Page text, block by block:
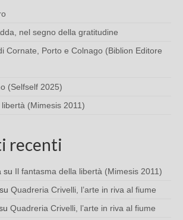
nel segno della gratitudine
Cornate, Porto e Colnago (Biblion Editore
(Selfself 2025)
(Mimesis 2011)
recenti
su Il fantasma della libertà (Mimesis 2011)
su Quadreria Crivelli, l’arte in riva al fiume
Quadreria Crivelli, l’arte in riva al fiume